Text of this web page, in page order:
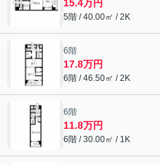
15.4万円
5階 / 40.00㎡ / 2K
6階
17.8万円
6階 / 46.50㎡ / 2K
6階
11.8万円
6階 / 30.00㎡ / 1K